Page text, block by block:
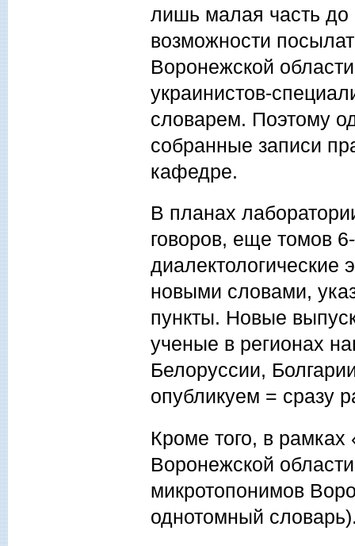
лишь малая часть
возможности
Воронежской
украинистов-
словарем. Поэтому
собранные записи
кафедре.
В планах
говоров, еще томов
диалектологические
новыми словами,
пункты. Новые
ученые в регионах
Белоруссии,
опубликуем = сразу
Кроме того, в
Воронежской
микротопонимов
однотомный